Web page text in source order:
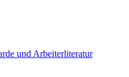
und Arbeiterliteratur